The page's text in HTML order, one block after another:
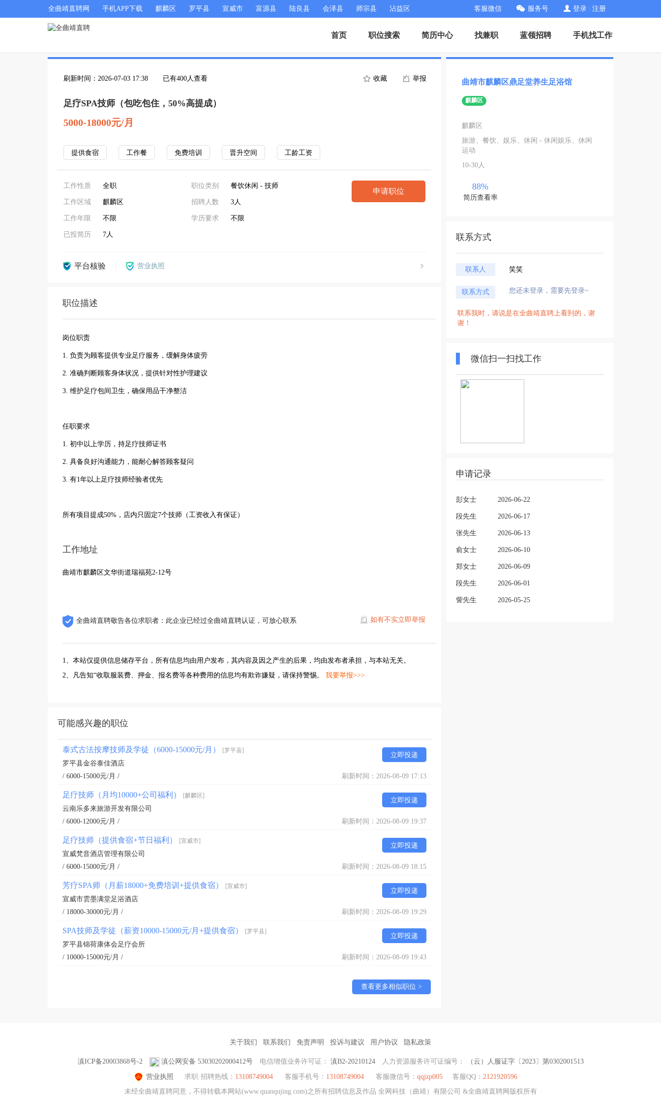
全曲靖直聘网 手机APP下载 麒麟区 罗平县 宣威市 富源县 陆良县 会泽县 师宗县 沾益区 客服微信 服务号 登录 注册
首页 职位搜索 简历中心 找兼职 蓝领招聘 手机找工作
刷新时间：2026-07-03 17:38 已有400人查看 收藏 举报
足疗SPA技师（包吃包住，50%高提成）
5000-18000元/月
提供食宿 工作餐 免费培训 晋升空间 工龄工资
工作性质 全职
工作区域 麒麟区
工作年限 不限
已投简历 7人
职位类别 餐饮休闲 - 技师
招聘人数 3人
学历要求 不限
申请职位
平台核验 营业执照
职位描述
岗位职责
1. 负责为顾客提供专业足疗服务，缓解身体疲劳
2. 准确判断顾客身体状况，提供针对性护理建议
3. 维护足疗包间卫生，确保用品干净整洁
任职要求
1. 初中以上学历，持足疗技师证书
2. 具备良好沟通能力，能耐心解答顾客疑问
3. 有1年以上足疗技师经验者优先
所有项目提成50%，店内只固定7个技师（工资收入有保证）
工作地址
曲靖市麒麟区文华街道瑞福苑2-12号
全曲靖直聘敬告各位求职者：此企业已经过全曲靖直聘认证，可放心联系 如有不实立即举报
1、本站仅提供信息储存平台，所有信息均由用户发布，其内容及因之产生的后果，均由发布者承担，与本站无关。
2、凡告知“收取服装费、押金、报名费等各种费用的信息均有欺诈嫌疑，请保持警惕。 我要举报>>>
可能感兴趣的职位
泰式古法按摩技师及学徒（6000-15000元/月） [罗平县]
立即投递
罗平县金谷泰佳酒店
/ 6000-15000元/月 /
刷新时间：2026-08-09 17:13
足疗技师（月均10000+公司福利） [麒麟区]
立即投递
云南乐多来旅游开发有限公司
/ 6000-12000元/月 /
刷新时间：2026-08-09 19:37
足疗技师（提供食宿+节日福利） [宣威市]
立即投递
宣威梵音酒店管理有限公司
/ 6000-15000元/月 /
刷新时间：2026-08-09 18:15
芳疗SPA师（月薪18000+免费培训+提供食宿） [宣威市]
立即投递
宣威市雲墨满堂足浴酒店
/ 18000-30000元/月 /
刷新时间：2026-08-09 19:29
SPA技师及学徒（薪资10000-15000元/月+提供食宿） [罗平县]
立即投递
罗平县锦荷康体会足疗会所
/ 10000-15000元/月 /
刷新时间：2026-08-09 19:43
查看更多相似职位 >
曲靖市麒麟区鼎足堂养生足浴馆
麒麟区
麒麟区
旅游、餐饮、娱乐、休闲 - 休闲娱乐、休闲
运动
10-30人
88%
简历查看率
联系方式
联系人 笑笑
联系方式 您还未登录，需要先登录~
联系我时，请说是在全曲靖直聘上看到的，谢
谢！
微信扫一扫找工作
申请记录
彭女士 2026-06-22
段先生 2026-06-17
张先生 2026-06-13
俞女士 2026-06-10
郑女士 2026-06-09
段先生 2026-06-01
訾先生 2026-05-25
关于我们 联系我们 免责声明 投诉与建议 用户协议 隐私政策
滇ICP备20003868号-2 滇公网安备 53030202000412号 电信增值业务许可证： 滇B2-20210124 人力资源服务许可证编号： （云）人服证字〔2023〕第0302001513
营业执照 求职·招聘热线： 13108749004 客服手机号： 13108749004 客服微信号： qqjzp005 客服QQ： 2121920596
未经全曲靖直聘同意，不得转载本网站(www.quanqujing.com)之所有招聘信息及作品 全网科技（曲靖）有限公司 &全曲靖直聘网版权所有